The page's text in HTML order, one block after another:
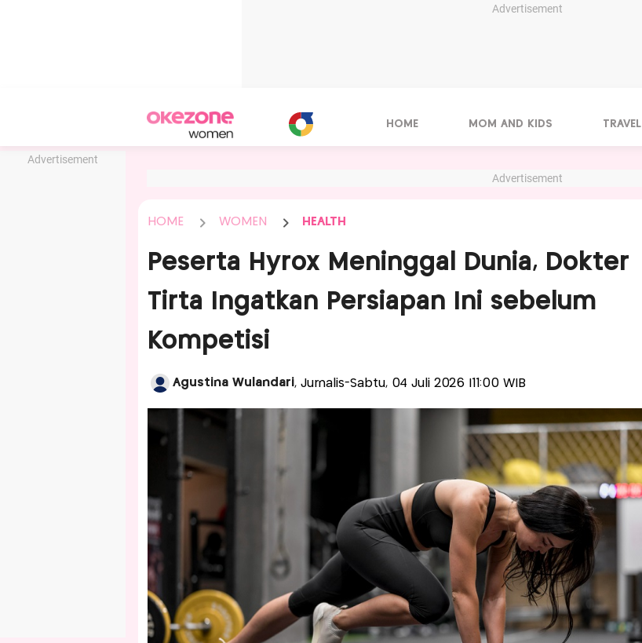
Advertisement
Advertisement
HOME MOM AND KIDS TRAVEL
Advertisement
HOME WOMEN HEALTH
Peserta Hyrox Meninggal Dunia, Dokter
Tirta Ingatkan Persiapan Ini sebelum
Kompetisi
Agustina Wulandari, Jurnalis-Sabtu, 04 Juli 2026 |11:00 WIB